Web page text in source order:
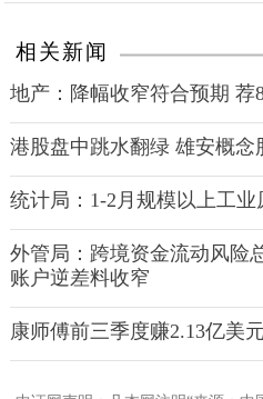
相关新闻
地产：降幅收窄符合预期 荐
港股盘中跳水翻绿 雄安概念
统计局：1-2月规模以上工
外管局：跨境资金流动风险
账户逆差料收窄
康师傅前三季度赚2.13亿美